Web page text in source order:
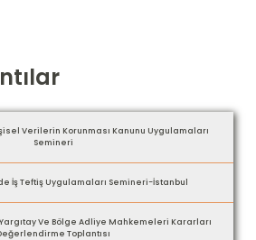
Verilerin Korunması Kanunu Uygulamaları
Semineri
İş Teftiş Uygulamaları Semineri-İstanbul
Ve Bölge Adliye Mahkemeleri Kararları
Toplantısı